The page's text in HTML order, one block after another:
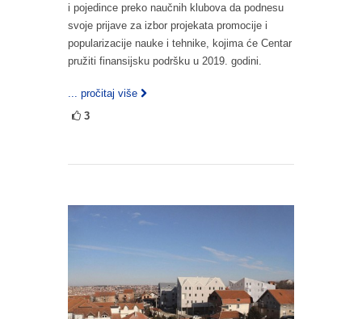
i pojedince preko naučnih klubova da podnesu
svoje prijave za izbor projekata promocije i
popularizacije nauke i tehnike, kojima će Centar
pružiti finansijsku podršku u 2019. godini.
... pročitaj više
3